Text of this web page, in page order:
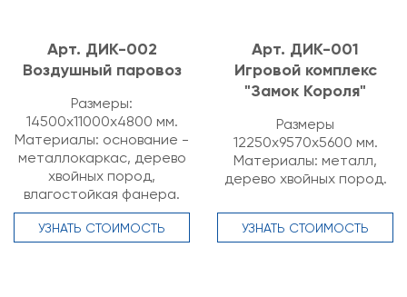
Арт. ДИК-002
Воздушный паровоз
Размеры:
14500х11000х4800 мм.
Материалы: основание -
металлокаркас, дерево
хвойных пород,
влагостойкая фанера.
УЗНАТЬ СТОИМОСТЬ
Арт. ДИК-001
Игровой комплекс
"Замок Короля"
Размеры
12250х9570х5600 мм.
Материалы: металл,
дерево хвойных пород.
УЗНАТЬ СТОИМОСТЬ